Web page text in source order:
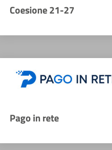
Coesione 21-27
Pago in rete